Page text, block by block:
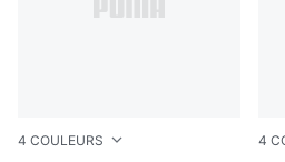
4 COULEURS 4